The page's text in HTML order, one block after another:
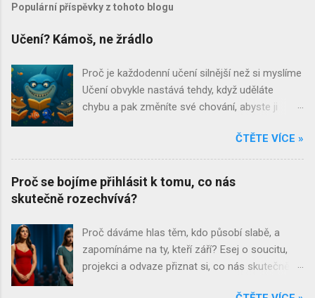
Populární příspěvky z tohoto blogu
Učení? Kámoš, ne žrádlo
Proč je každodenní učení silnější než si myslíme
Učení obvykle nastává tehdy, když uděláte
chybu a pak změníte své chování, abyste ji
při jejich vyslovení ostatní spojují s čímsi
strukturovaným, oficiálním a až znepokojivě
systematickým. Jsou to povětšinou místa
našeho dětství. Školní lavice, tabule a křída,
nadsázky bychom mohli říct, že pro některé
skončí učení ve chvíli, kdy si naposledy nasadí
promoční střapce. Co když je to ale přesně
naopak? Co když se to nejpodstatnější
ČTĚTE VÍCE »
Proč se bojíme přihlásit k tomu, co nás
skutečně rozechvívá?
Proč dáváme hlas těm, kdo působí slabě, a
zapomínáme na ty, kteří září? Esej o soucitu,
projekci a odvaze přiznat si, co nás skutečně